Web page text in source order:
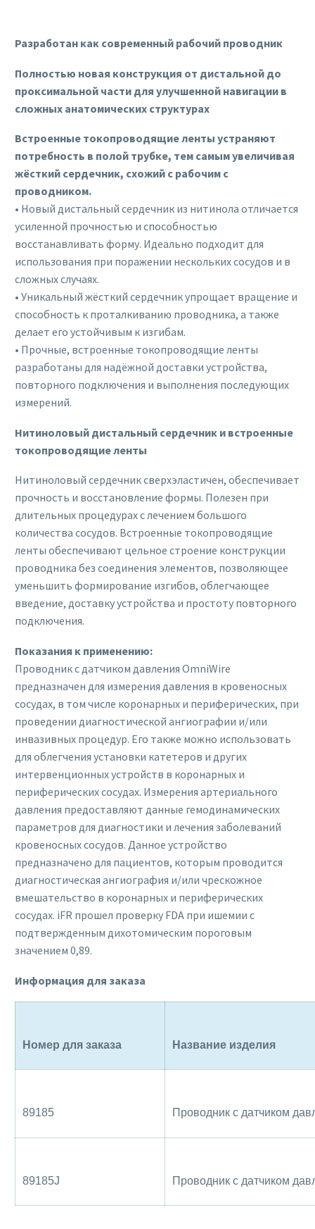
Разработан как современный рабочий проводник
Полностью новая конструкция от дистальной до
проксимальной части для улучшенной навигации в
сложных анатомических структурах
Встроенные токопроводящие ленты устраняют
потребность в полой трубке, тем самым увеличивая
жёсткий сердечник, схожий с рабочим с
проводником.
• Новый дистальный сердечник из нитинола отличается
усиленной прочностью и способностью
восстанавливать форму. Идеально подходит для
использования при поражении нескольких сосудов и в
сложных случаях.
• Уникальный жёсткий сердечник упрощает вращение и
способность к проталкиванию проводника, а также
делает его устойчивым к изгибам.
• Прочные, встроенные токопроводящие ленты
разработаны для надёжной доставки устройства,
повторного подключения и выполнения последующих
измерений.
Нитиноловый дистальный сердечник и встроенные
токопроводящие ленты
Нитиноловый сердечник сверхэластичен, обеспечивает
прочность и восстановление формы. Полезен при
длительных процедурах с лечением большого
количества сосудов. Встроенные токопроводящие
ленты обеспечивают цельное строение конструкции
проводника без соединения элементов, позволяющее
уменьшить формирование изгибов, облегчающее
введение, доставку устройства и простоту повторного
подключения.
Показания к применению:
Проводник с датчиком давления OmniWire
предназначен для измерения давления в кровеносных
сосудах, в том числе коронарных и периферических, при
проведении диагностической ангиографии и/или
инвазивных процедур. Его также можно использовать
для облегчения установки катетеров и других
интервенционных устройств в коронарных и
периферических сосудах. Измерения артериального
давления предоставляют данные гемодинамических
параметров для диагностики и лечения заболеваний
кровеносных сосудов. Данное устройство
предназначено для пациентов, которым проводится
диагностическая ангиография и/или чрескожное
вмешательство в коронарных и периферических
сосудах. iFR прошел проверку FDA при ишемии с
подтвержденным дихотомическим пороговым
значением 0,89.
Информация для заказа
Номер для заказа Название изделия
89185 Проводник с датчиком
89185J Проводник с датчиком